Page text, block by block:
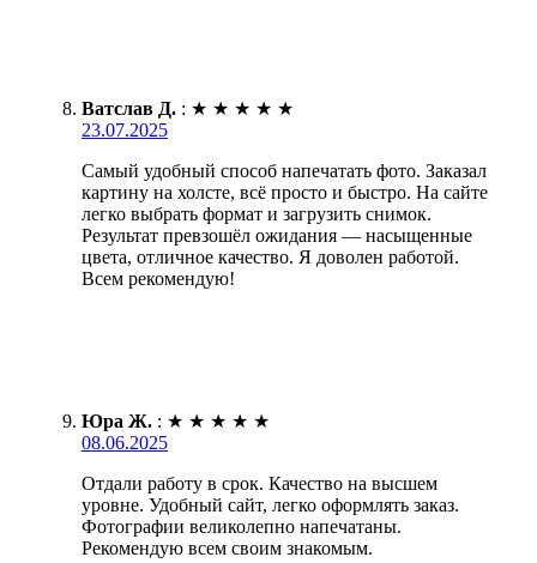
Ватслав Д. : ★ ★ ★ ★ ★
23.07.2025
Самый удобный способ напечатать фото. Заказал
картину на холсте, всё просто и быстро. На сайте
легко выбрать формат и загрузить снимок.
Результат превзошёл ожидания — насыщенные
цвета, отличное качество. Я доволен работой.
Всем рекомендую!
Юра Ж. : ★ ★ ★ ★ ★
08.06.2025
Отдали работу в срок. Качество на высшем
уровне. Удобный сайт, легко оформлять заказ.
Фотографии великолепно напечатаны.
Рекомендую всем своим знакомым.